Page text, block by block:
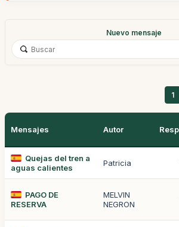
Nuevo mensaje
1
Mensajes Autor
Quejas del tren a
aguas calientes
Patricia
PAGO DE
RESERVA
MELVIN
NEGRON